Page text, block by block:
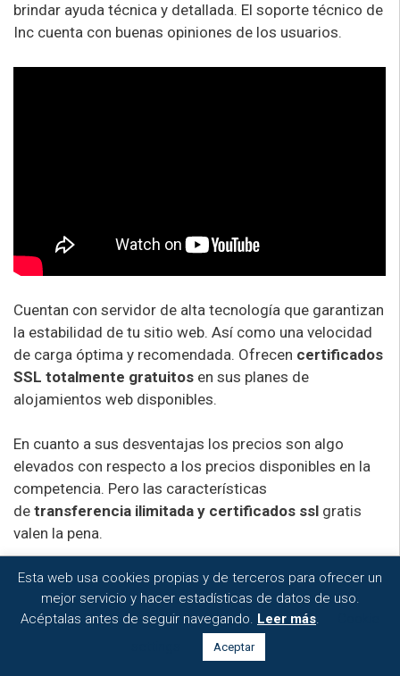
brindar ayuda técnica y detallada. El soporte técnico de
Inc cuenta con buenas opiniones de los usuarios.
Cuentan con servidor de alta tecnología que garantizan
la estabilidad de tu sitio web. Así como una velocidad
de carga óptima y recomendada. Ofrecen certificados
SSL totalmente gratuitos en sus planes de
alojamientos web disponibles.
En cuanto a sus desventajas los precios son algo
elevados con respecto a los precios disponibles en la
competencia. Pero las características
de transferencia ilimitada y certificados ssl gratis
valen la pena.
En general todos los servicios que ofrecen en Inc
cuentan con buenas opiniones por parte de los
usuarios expertos.Tomar en cuenta lasopiniones de
en la red les asegurara la calidad del
¡23% de descuento!
CLP 2.000
Al mes
Ver Oferta
Esta web usa cookies propias y de terceros para ofrecer un
mejor servicio y hacer estadísticas de datos de uso.
Acéptalas antes de seguir navegando. Leer más.
Aceptar